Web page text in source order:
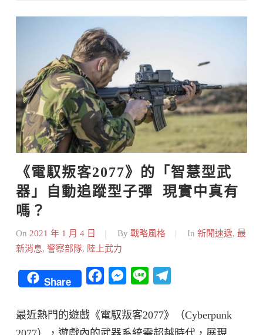
《電馭叛客2077》的「智慧型武
器」自動追蹤型子彈  現實中真有
嗎？
On 2021 年 1 月 4 日 By 戰略風格 In 新聞速遞, 最
新消息, 警察部隊, 陸上武力
Share FacebookMessenger
Line
最近熱門的遊戲《電馭叛客2077》（Cyberpunk